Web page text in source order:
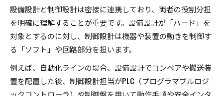
設備設計と制御設計は密接に連携しており、両者の役割分担
を明確に理解することが重要です。設備設計が「ハード」を
対象とするのに対し、制御設計は機器や装置の動きを制御す
る「ソフト」や回路部分を担います。
例えば、自動化ラインの場合、設備設計でコンベアや搬送装
置を配置した後、制御設計担当がPLC（プログラマブルロジ